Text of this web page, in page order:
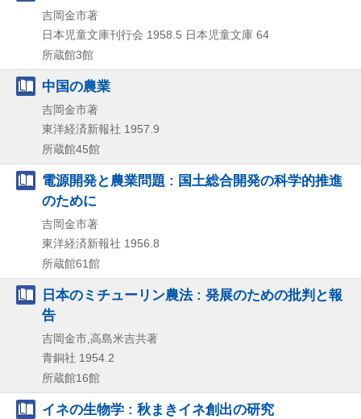
吉岡金市著
日本児童文庫刊行会 1958.5 日本児童文庫 64
所蔵館3館
中国の農業
吉岡金市著
東洋経済新報社 1957.9
所蔵館45館
電源開発と農業問題 : 国土総合開発の科学的推進
のために
吉岡金市著
東洋経済新報社 1956.8
所蔵館61館
日本のミチューリン農法 : 発展のための批判と報
告
吉岡金市,高島米吉共著
青銅社 1954.2
所蔵館16館
イネの生物学 : 秋まきイネ創出の研究